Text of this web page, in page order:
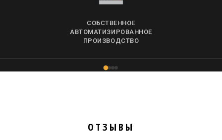
СОБСТВЕННОЕ
АВТОМАТИЗИРОВАННОЕ
ПРОИЗВОДСТВО
ОТЗЫВЫ